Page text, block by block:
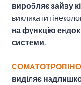
виробляє зайву
викликати
на функцію
системи.
виділяє